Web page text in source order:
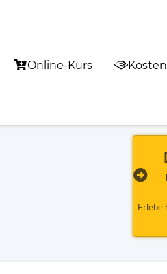
Online-Kurs
Erlebe